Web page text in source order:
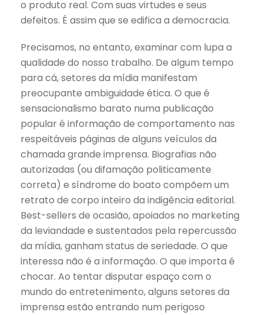
o produto real. Com suas virtudes e seus
defeitos. É assim que se edifica a democracia.
Precisamos, no entanto, examinar com lupa a
qualidade do nosso trabalho. De algum tempo
para cá, setores da mídia manifestam
preocupante ambiguidade ética. O que é
sensacionalismo barato numa publicação
popular é informação de comportamento nas
respeitáveis páginas de alguns veículos da
chamada grande imprensa. Biografias não
autorizadas (ou difamação politicamente
correta) e síndrome do boato compõem um
retrato de corpo inteiro da indigência editorial.
Best-sellers de ocasião, apoiados no marketing
da leviandade e sustentados pela repercussão
da mídia, ganham status de seriedade. O que
interessa não é a informação. O que importa é
chocar. Ao tentar disputar espaço com o
mundo do entretenimento, alguns setores da
imprensa estão entrando num perigoso